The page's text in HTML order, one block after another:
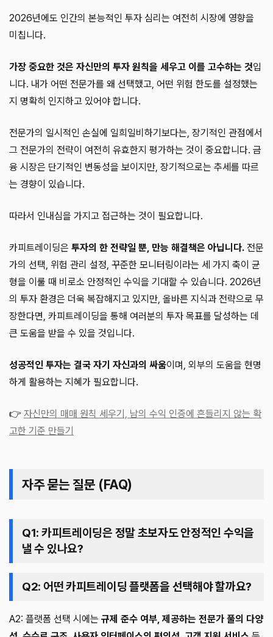
2026년에도 인간의 본능적인 투자 심리는 여전히 시장에 영향을
미칩니다.
가장 중요한 것은 자신만의 투자 원칙을 세우고 이를 고수하는 것입
니다. 내가 어떤 전문가를 왜 선택했고, 어떤 위험 한도를 설정했는
지 명확히 인지하고 있어야 합니다.
전문가의 일시적인 손실에 일희일비하기보다는, 장기적인 관점에서
그 전문가의 전략이 여전히 유효한지 평가하는 것이 중요합니다. 금
융 시장은 단기적인 변동성을 보이지만, 장기적으로는 추세를 따르
는 경향이 있습니다.
따라서 인내심을 가지고 접근하는 것이 필요합니다.
카피트레이딩은 투자의 한 전략일 뿐, 만능 해결책은 아닙니다. 전문
가의 선택, 위험 관리 설정, 꾸준한 모니터링이라는 세 가지 축이 균
형을 이룰 때 비로소 안정적인 수익을 기대할 수 있습니다. 2026년
의 투자 환경은 더욱 복잡해지고 있지만, 올바른 지식과 전략으로 무
장한다면, 카피트레이딩을 통해 여러분의 투자 목표를 달성하는 데
큰 도움을 받을 수 있을 것입니다.
성공적인 투자는 결국 자기 자신과의 싸움이며, 외부의 도움을 현명
하게 활용하는 지혜가 필요합니다.
👉 자신만의 매매 원칙 세우기, 남의 수익 인증에 흔들리지 않는 확
고한 기준 만들기
자주 묻는 질문 (FAQ)
Q1: 카피트레이딩은 정말 초보자도 안정적인 수익을
낼 수 있나요?
Q2: 어떤 카피트레이딩 플랫폼을 선택해야 할까요?
A2: 플랫폼 선택 시에는 규제 준수 여부, 제공하는 전문가 풀의 다양